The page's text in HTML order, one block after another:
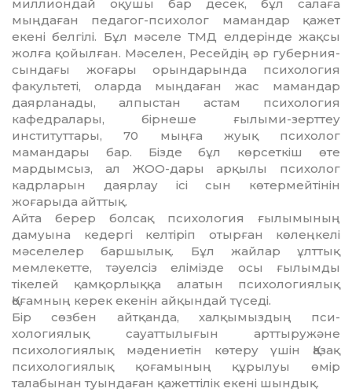
миллиондай оқушы бар десек, бұл салаға
мыңдаған педагог-пси­холог мамандар қажет
екені белгілі. Бұл мә­селе ТМД елдерінде жақсы
жолға қойыл­ған. Мәселен, Ресейдің әр губер­ния­
сындағы жоғары орындарында психология
факультеті, оларда мыңдаған жас мамандар
даярланады, алпыстан астам психология
кафедралары, бірнеше ғы­лыми-зерттеу
институттары, 70 мыңға жуық психолог
мамандары бар. Бізде бұл көр­сеткіш өте
мардымсыз, ал ЖОО-дары арқылы психолог
кадрларын даярлау ісі сын көтермейтінін
жоғарыда айттық.
Айта берер болсақ психология ғылы­мының
дамуына кедергі келтіріп отырған көлеңкелі
мәселелер баршылық. Бұл жай­лар ұлттық
мемлекетте, тәуелсіз елі­мізде осы ғылымды
тікелей қамқорлыққа алатын психологиялық
Қоғамның керек екенін айқындай түседі.
Бір сөзбен айтқанда, халқымыздың пси­­
хологиялық сауаттылығын арттыру­жә­­не
психологиялық мәдениетін көтеру үшін Қазақ
психологиялық қоғамының құрылуы өмір
талабынан туындаған қа­жет­тілік екені шындық.